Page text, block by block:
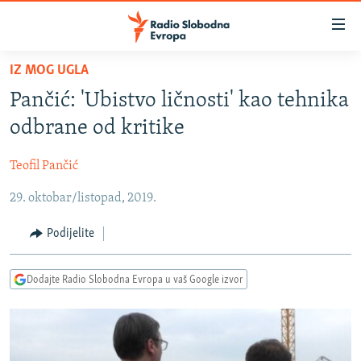
Pređite
glavni
sadržaj
na
navigaciju
Pređite
pretragu
BOSNA I HERCEGOVINA
KOSOVO
CRNA GORA
VIZUELNO
FOTOGALERIJE
PODCASTI
RAT U UKRAJINI
KINA NA BALKANU
RSE PRIČE IZ SVIJETA
IZ MOG UGLA
Pančić: 'Ubistvo ličnosti' kao tehnika
odbrane od kritike
Teofil Pančić
29. oktobar/listopad, 2019.
Podijelite
Dodajte Radio Slobodna Evropa u vaš Google izvor